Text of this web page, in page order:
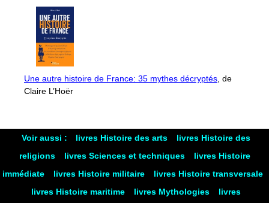
Une autre histoire de France: 35 mythes décryptés, de
Claire L’Hoër
Voir aussi : livres Histoire des arts
livres Histoire des
religions
livres Sciences et techniques
livres Histoire
immédiate
livres Histoire militaire
livres Histoire transversale
livres Histoire maritime
livres Mythologies livres